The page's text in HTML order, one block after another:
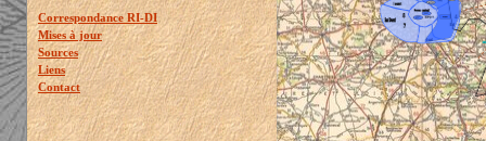
Correspondance RI-DI
Mises à jour
Sources
Liens
Contact